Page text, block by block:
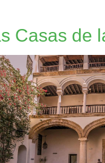
Casas de